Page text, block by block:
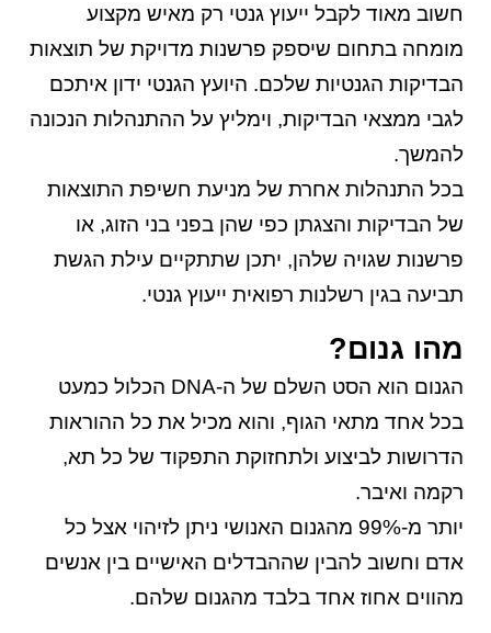
חשוב מאוד לקבל ייעוץ גנטי רק מאיש מקצוע
מומחה בתחום שיספק פרשנות מדויקת של תוצאות
הבדיקות הגנטיות שלכם. היועץ הגנטי ידון איתכם
לגבי ממצאי הבדיקות, וימליץ על ההתנהלות הנכונה
להמשך.
בכל התנהלות אחרת של מניעת חשיפת התוצאות
של הבדיקות והצגתן כפי שהן בפני בני הזוג, או
פרשנות שגויה שלהן, יתכן שתתקיים עילת הגשת
תביעה בגין רשלנות רפואית ייעוץ גנטי.
מהו גנום?
הגנום הוא הסט השלם של ה-DNA הכלול כמעט
בכל אחד מתאי הגוף, והוא מכיל את כל ההוראות
הדרושות לביצוע ולתחזוקת התפקוד של כל תא,
רקמה ואיבר.
יותר מ-99% מהגנום האנושי ניתן לזיהוי אצל כל
אדם וחשוב להבין שההבדלים האישיים בין אנשים
מהווים אחוז אחד בלבד מהגנום שלהם.